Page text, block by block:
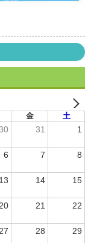
金 土
31 1
6 7 8
13 14 15
20 21 22
27 28 29